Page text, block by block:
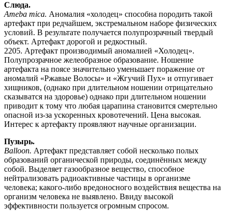
Слюда.
Ameba mica. Аномалия «холодец» способна породить такой
артефакт при редчайшем, экстремальном наборе физических
условий. В результате получается полупрозрачный твердый
объект. Артефакт дорогой и редкостный.
2205. Артефакт производимый аномалией «Холодец».
Полупрозрачное желеобразное образование. Ношение
артефакта на поясе значительно уменьшает поражение от
аномалий «Ржавые Волосы» и «Жгучий Пух» и отпугивает
хищников, (однако при длительном ношении отрицательно
сказыватся на здоровье) однако при длительном ношении
приводит к тому что любая царапина становится смертельно
опасной из-за ускоренных кровотечений. Цена высокая.
Интерес к артефакту проявляют научные организации.
Пузырь.
Balloon. Артефакт представляет собой несколько полых
образований органической природы, соединённых между
собой. Выделяет газообразное вещество, способное
нейтрализовать радиоактивные частицы в организме
человека; какого-либо вредоносного воздействия вещества на
организм человека не выявлено. Ввиду высокой
эффективности пользуется огромным спросом.